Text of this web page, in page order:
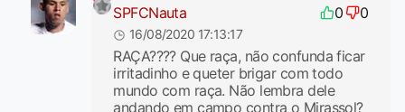
SPFCNauta 0 0
16/08/2020 17:13:17
RAÇA???? Que raça, não confunda ficar
irritadinho e queter brigar com todo
mundo com raça. Não lembra dele
andando em campo contra o Mirassol?